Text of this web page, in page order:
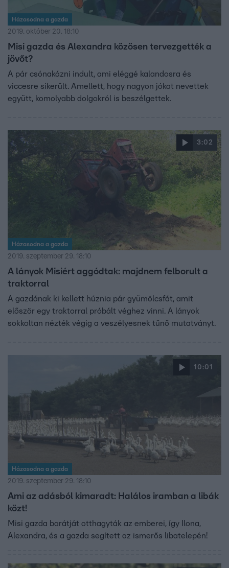
Házasodna a gazda
2019. október 20. 18:10
Misi gazda és Alexandra közösen tervezgették a
jövőt?
A pár csónakázni indult, ami eléggé kalandosra és
viccesre sikerült. Amellett, hogy nagyon jókat nevettek
együtt, komolyabb dolgokról is beszélgettek.
3:02
Házasodna a gazda
2019. szeptember 29. 18:10
A lányok Misiért aggódtak: majdnem felborult a
traktorral
A gazdának ki kellett húznia pár gyümölcsfát, amit
először egy traktorral próbált véghez vinni. A lányok
sokkoltan nézték végig a veszélyesnek tűnő mutatványt.
10:01
Házasodna a gazda
2019. szeptember 29. 18:10
Ami az adásból kimaradt: Halálos iramban a libák
közt!
Misi gazda barátját otthagyták az emberei, így Ilona,
Alexandra, és a gazda segített az ismerős libatelepén!